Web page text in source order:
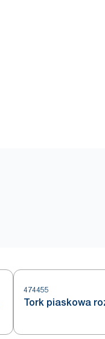
474455
Tork piaskowa